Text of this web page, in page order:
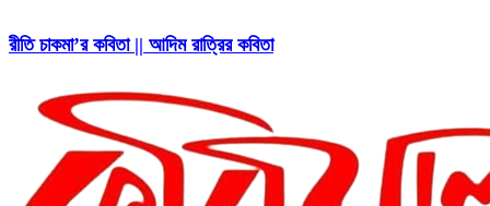
রীতি চাকমা’র কবিতা || আদিম রাত্রির কবিতা